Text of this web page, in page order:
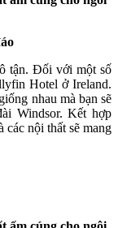
tận. Đối với một số
Hotel ở Ireland.
nhau mà bạn sẽ
Windsor. Kết hợp
các nội thất sẽ mang